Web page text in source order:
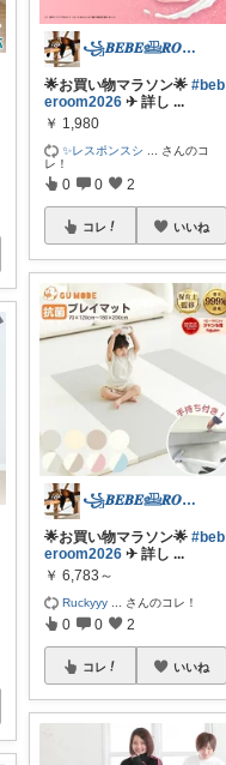
꧁𝑩𝑬𝑩𝑬𓊝𝑹𝑶𝑶𝑴꧂
🌟お買い物マラソン🌟#beb
eroom2026 ✈︎ 詳し ...
￥ 1,980
✨レスポンスシ
さんのコ
レ！
0 0 2
コレ いいね
꧁𝑩𝑬𝑩𝑬𓊝𝑹𝑶𝑶𝑴꧂
🌟お買い物マラソン🌟#beb
eroom2026 ✈︎ 詳し ...
￥ 6,783～
Ruckyyy さんのコレ！
0 0 2
コレ いいね